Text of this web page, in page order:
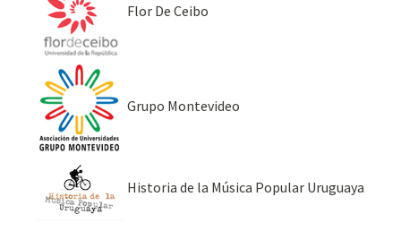
Flor De Ceibo
Grupo Montevideo
Historia de la Música Popular Uruguaya